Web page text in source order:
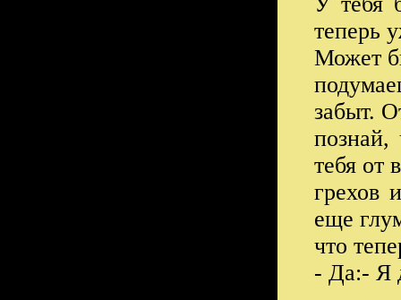
теперь
Может
забыт.
тебя от
грехов
еще
что
- Да:- Я